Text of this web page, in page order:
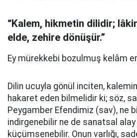
“Kalem, hikmetin dilidir;
elde, zehire dönüşür.”
Ey mürekkebi bozulmuş kelâm
Dilin ucuyla gönül inciten,
hakaret eden bilmelidir ki; söz,
Peygamber Efendimiz (sav), ne
indirgenebilir ne de sanatsal
küçümsenebilir. Onun varlığı,